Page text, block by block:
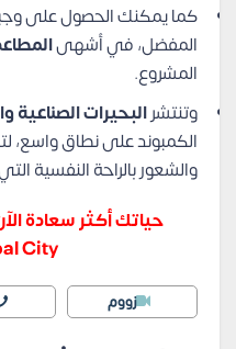
كما يمكنك الحصول على
المفضل، في أشهى
المشروع.
وتنتشرالبحيرات الصناعية
الكمبوند على نطاق واسع،
والشعور بالراحة النفسية
City
زووم